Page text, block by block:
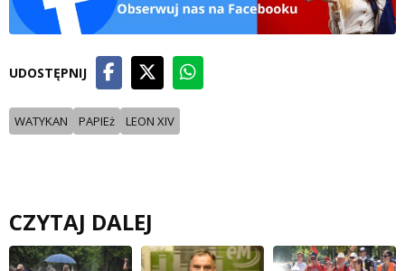
UDOSTĘPNIJ
WATYKAN PAPIEż LEON XIV
CZYTAJ DALEJ